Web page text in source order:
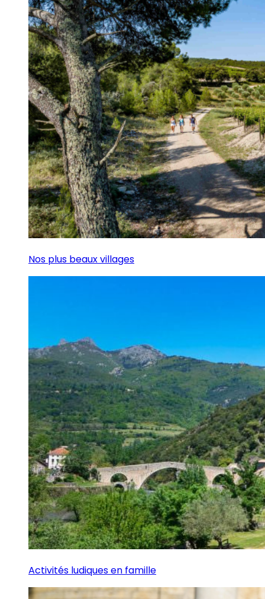
Nos plus beaux villages
Activités ludiques en famille